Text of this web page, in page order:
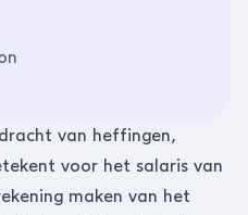
van heffingen,
voor het salaris van
maken van het